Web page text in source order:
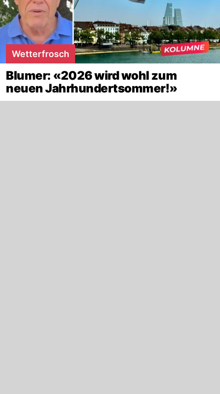
Wetterfrosch
Blumer: «2026 wird wohl zum
neuen Jahrhundertsommer!»